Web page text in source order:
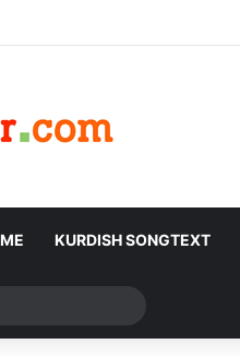
KURDISH SONGTEXT
nach